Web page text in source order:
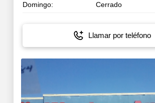
Domingo: Cerrado
Llamar por teléfono